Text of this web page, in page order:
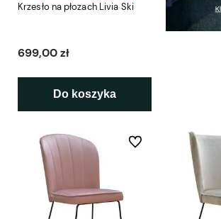
Krzesło na płozach Livia Ski
699,00 zł
Do koszyka
Do ulubionych